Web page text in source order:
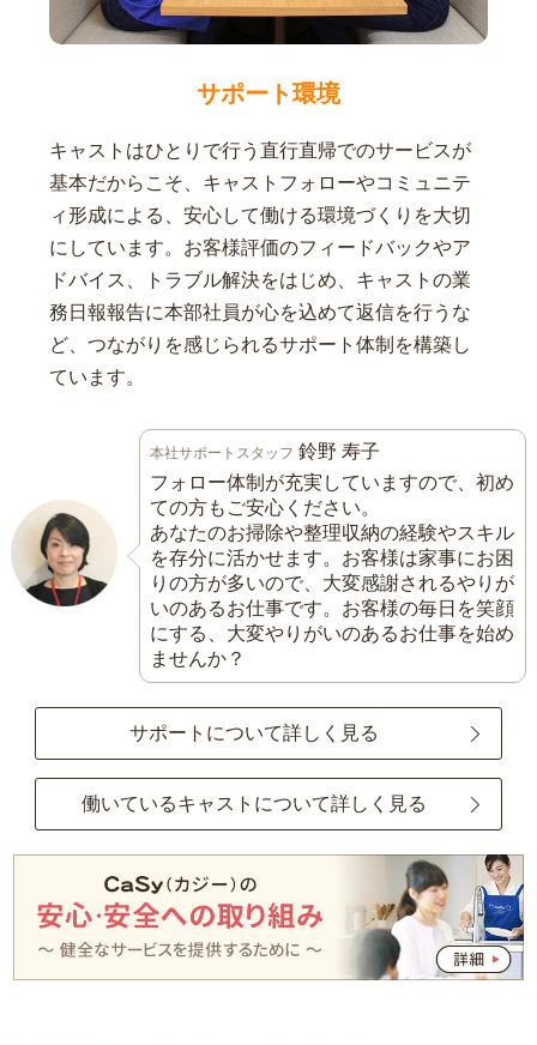
サポート環境
キャストはひとりで行う直行直帰でのサービスが
基本だからこそ、キャストフォローやコミュニテ
ィ形成による、安心して働ける環境づくりを大切
にしています。お客様評価のフィードバックやア
ドバイス、トラブル解決をはじめ、キャストの業
務日報報告に本部社員が心を込めて返信を行うな
ど、つながりを感じられるサポート体制を構築し
ています。
本社サポートスタッフ 鈴野 寿子
フォロー体制が充実していますので、初め
ての方もご安心ください。
あなたのお掃除や整理収納の経験やスキル
を存分に活かせます。お客様は家事にお困
りの方が多いので、大変感謝されるやりが
いのあるお仕事です。お客様の毎日を笑顔
にする、大変やりがいのあるお仕事を始め
ませんか？
サポートについて詳しく見る
働いているキャストについて詳しく見る